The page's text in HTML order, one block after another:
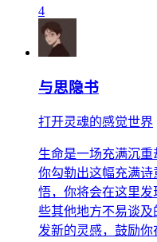
4
与思隐书
打开灵魂的感觉世界
生命是一场充满沉
你勾勒出这幅充满
悟，你将会在这里
些其他地方不易谈
发新的灵感，鼓励